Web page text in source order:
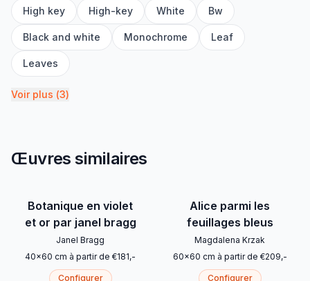
High key High-key White Bw
Black and white Monochrome Leaf
Leaves
Voir plus (3)
Œuvres similaires
Botanique en violet
et or par janel bragg
Janel Bragg
40x60 cm à partir de €181,-
Configurer
Alice parmi les
feuillages bleus
Magdalena Krzak
60x60 cm à partir de €209,-
Configurer